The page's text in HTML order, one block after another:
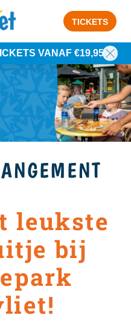
TICKETS
VANAF €19,95
leukste
bij